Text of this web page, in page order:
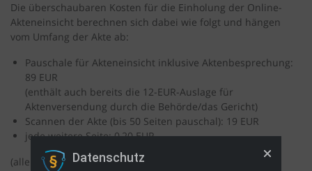
Die überschaubaren Kosten für die Einholung der Online-
Akteneinsicht berechnen sich dabei wie folgt und hängen
vom Umfang der Akte ab:
Pauschale für Akteneinsicht inklusive Aktenbesprechung:
89 EUR
(enthält auch bereits die 12-EUR-Auslage für
Aktenversendung durch die Behörde/das Gericht)
Scannen der Akte (bis 50 Seiten pauschal): 19 EUR
jede weitere Seite: 0,20 EUR
(alle Preise brutto, also inklusive 19% USt)
Datenschutz